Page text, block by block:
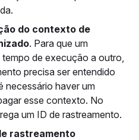
do contexto de
. Para que um
de execução a outro,
precisa ser entendido
necessário haver um
esse contexto. No
um ID de rastreamento.
rastreamento